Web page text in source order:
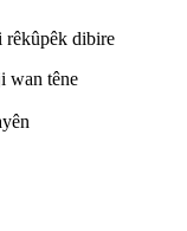
rêkûpêk dibire
wan têne